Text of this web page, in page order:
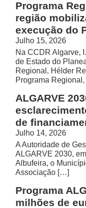
Programa
região
execução do
Julho 15, 2026
Na CCDR Algarve,
de Estado do
Regional, Hélder
Programa
ALGARVE
de
Julho 14, 2026
A Autoridade de
ALGARVE 2030,
Albufeira, o
Associação […]
Programa
milhões de